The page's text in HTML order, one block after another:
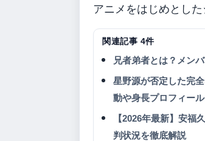
アニメをはじめとし
関連記事 4件
兄者弟者とは？メン
星野源が否定した完
動や身長プロフィー
【2026年最新】安福
判状況を徹底解説